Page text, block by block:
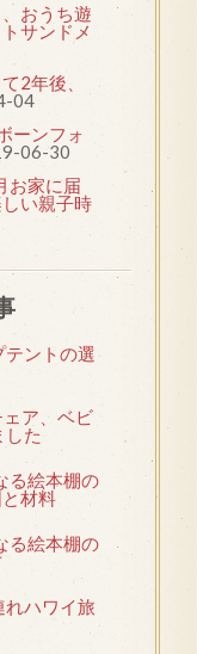
おうち遊
サンドメ
2年後、
04
ーンフォ
06-30
お家に届
い親子時
テントの選
ア、ベビ
した
る絵本棚の
材料
る絵本棚の
ハワイ旅